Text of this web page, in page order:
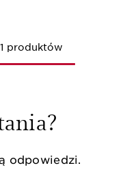
1 produktów
odpowiedzi.